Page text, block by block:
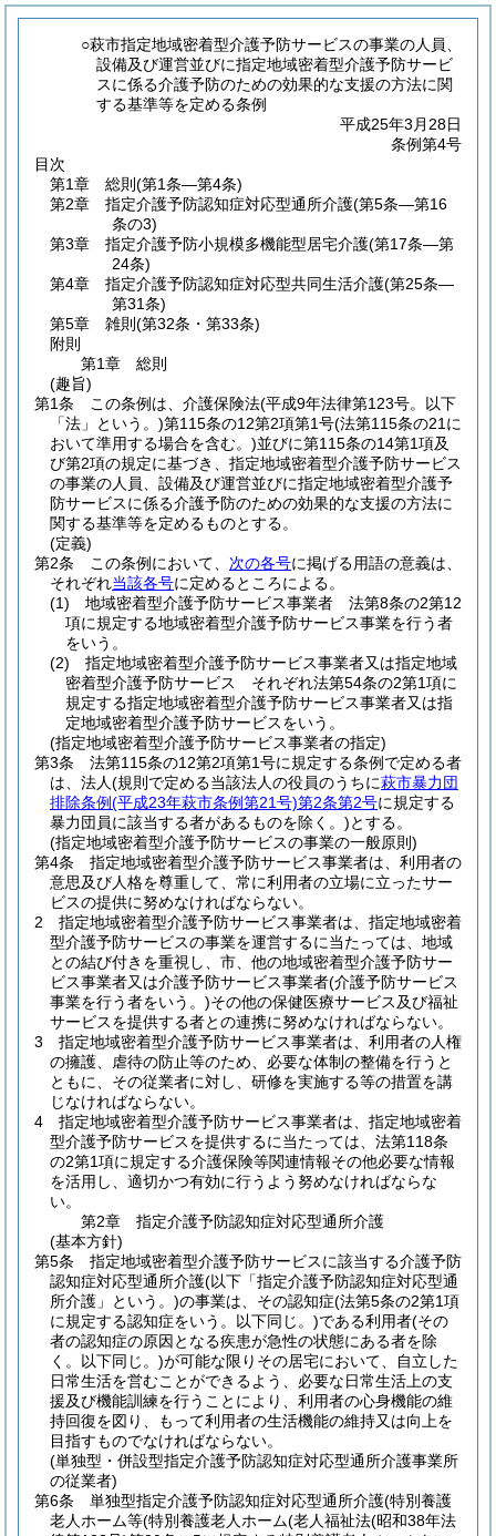
○萩市指定地域密着型介護予防サービスの事業の人員、
設備及び運営並びに指定地域密着型介護予防サービ
スに係る介護予防のための効果的な支援の方法に関
する基準等を定める条例
平成25年3月28日
条例第4号
目次
第1章
総則 (第1条―第4条)
第2章
指定介護予防認知症対応型通所介護(第5条―第16
条の3)
第3章
指定介護予防小規模多機能型居宅介護(第17条―第
24条)
第4章
指定介護予防認知症対応型共同生活介護(第25条―
第31条)
第5章
雑則 (第32条・第33条)
附則
第1章
総則
(趣旨)
第1条
この条例は、介護保険法(平成9年法律第123号。以下
「法」という。)第115条の12第2項第1号(法第115条の21に
おいて準用する場合を含む。)並びに第115条の14第1項及
び第2項の規定に基づき、指定地域密着型介護予防サービス
の事業の人員、設備及び運営並びに指定地域密着型介護予
防サービスに係る介護予防のための効果的な支援の方法に
関する基準等を定めるものとする。
(定義)
第2条
この条例において、 次の各号に掲げる用語の意義は、
それぞれ当該各号に定めるところによる。
(1)
地域密着型介護予防サービス事業者 法第8条の2第12
項に規定する地域密着型介護予防サービス事業を行う者
をいう。
(2)
指定地域密着型介護予防サービス事業者又は指定地域
密着型介護予防サービス それぞれ法第54条の2第1項に
規定する指定地域密着型介護予防サービス事業者又は指
定地域密着型介護予防サービスをいう。
(指定地域密着型介護予防サービス事業者の指定)
第3条
法第115条の12第2項第1号に規定する条例で定める者
は、法人(規則で定める当該法人の役員のうちに萩市暴力団
排除条例(平成23年萩市条例第21号)第2条第2号に規定する
暴力団員に該当する者があるものを除く。)とする。
(指定地域密着型介護予防サービスの事業の一般原則)
第4条
指定地域密着型介護予防サービス事業者は、利用者の
意思及び人格を尊重して、常に利用者の立場に立ったサー
ビスの提供に努めなければならない。
2
指定地域密着型介護予防サービス事業者は、指定地域密着
型介護予防サービスの事業を運営するに当たっては、地域
との結び付きを重視し、市、他の地域密着型介護予防サー
ビス事業者又は介護予防サービス事業者(介護予防サービス
事業を行う者をいう。)その他の保健医療サービス及び福祉
サービスを提供する者との連携に努めなければならない。
3
指定地域密着型介護予防サービス事業者は、利用者の人権
の擁護、虐待の防止等のため、必要な体制の整備を行うと
ともに、その従業者に対し、研修を実施する等の措置を講
じなければならない。
4
指定地域密着型介護予防サービス事業者は、指定地域密着
型介護予防サービスを提供するに当たっては、法第118条
の2第1項に規定する介護保険等関連情報その他必要な情報
を活用し、適切かつ有効に行うよう努めなければならな
い。
第2章
指定介護予防認知症対応型通所介護
(基本方針)
第5条
指定地域密着型介護予防サービスに該当する介護予防
認知症対応型通所介護(以下「指定介護予防認知症対応型通
所介護」という。)の事業は、その認知症(法第5条の2第1項
に規定する認知症をいう。以下同じ。)である利用者(その
者の認知症の原因となる疾患が急性の状態にある者を除
く。以下同じ。)が可能な限りその居宅において、自立した
日常生活を営むことができるよう、必要な日常生活上の支
援及び機能訓練を行うことにより、利用者の心身機能の維
持回復を図り、もって利用者の生活機能の維持又は向上を
目指すものでなければならない。
(単独型・併設型指定介護予防認知症対応型通所介護事業所
の従業者)
第6条
単独型指定介護予防認知症対応型通所介護(特別養護
老人ホーム等(特別養護老人ホーム(老人福祉法(昭和38年法